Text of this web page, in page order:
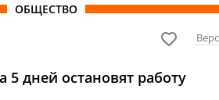
ОБЩЕСТВО
дней остановят работу